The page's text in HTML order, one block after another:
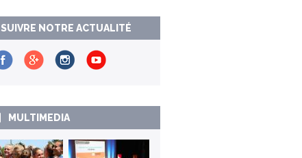
SUIVRE NOTRE ACTUALITÉ
MULTIMEDIA